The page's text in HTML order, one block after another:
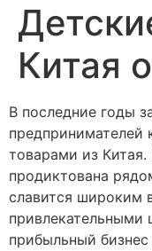
Китая
В последние годы
предпринимателей
товарами из
продиктована
славится широким
привлекательными
прибыльный бизнес